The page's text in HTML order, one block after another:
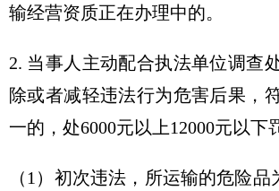
输经营资质正在办理中的。
2. 当事人主动配合执法单位调查
除或者减轻违法行为危害后果，
一的，处6000元以上12000元以下
（1）初次违法，所运输的危险